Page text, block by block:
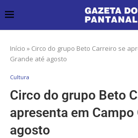
Início » Circo do grupo Beto Carreiro se
Grande até agosto
Cultura
Circo do grupo Beto
apresenta em Campo
agosto